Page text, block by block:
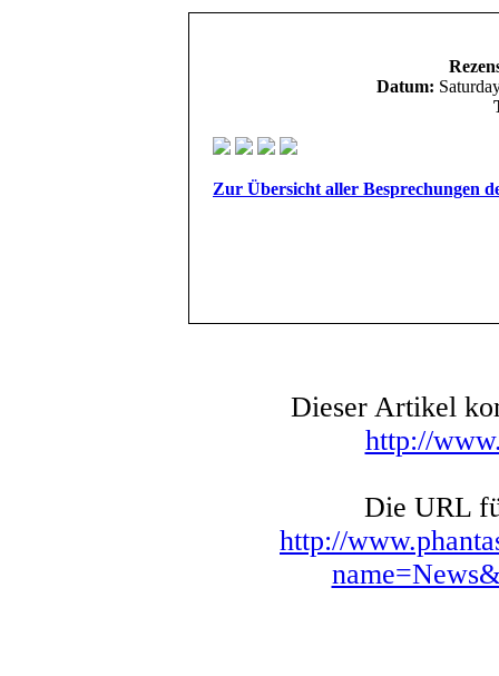
Datum:
Zur Übersicht aller Besprechungen
Dieser Artikel
http://
Die URL
http://